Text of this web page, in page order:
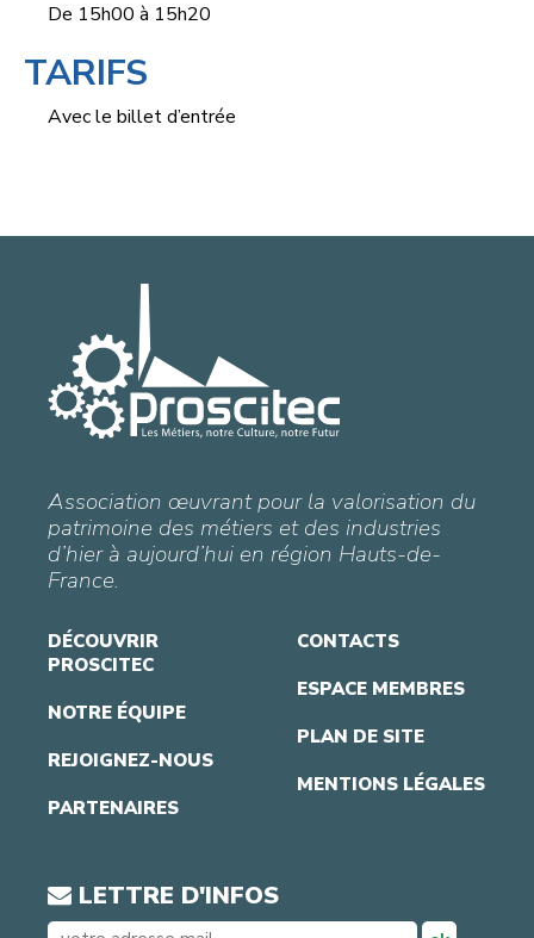
De 15h00 à 15h20
TARIFS
Avec le billet d’entrée
Association œuvrant pour la valorisation du
patrimoine des métiers et des industries
d’hier à aujourd’hui en région Hauts-de-
France.
DÉCOUVRIR
PROSCITEC
NOTRE ÉQUIPE
REJOIGNEZ-NOUS
PARTENAIRES
CONTACTS
ESPACE MEMBRES
PLAN DE SITE
MENTIONS LÉGALES
LETTRE D'INFOS